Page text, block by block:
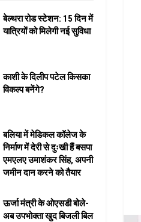
बेल्थरा रोड स्टेशन: 15 दिन में
यात्रियों को मिलेगी नई सुविधा
काशी के दिलीप पटेल किसका
विकल्प बनेंगे?
बलिया में मेडिकल कॉलेज के
निर्माण में देरी से दुःखी हैं बसपा
एमएलए उमाशंकर सिंह, अपनी
जमीन दान करने को तैयार
ऊर्जा मंत्री के ओएसडी बोले-
अब उपभोक्ता खुद बिजली बिल